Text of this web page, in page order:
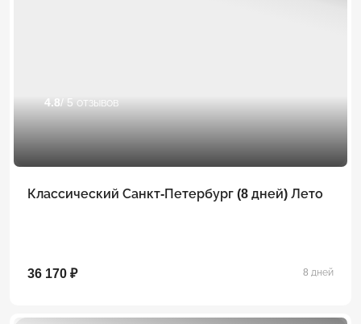
4.8/ 5 отзывов
Классический Санкт-Петербург (8 дней) Лето
36 170 ₽ 8 дней